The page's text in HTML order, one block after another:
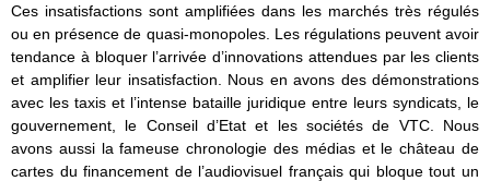
Ces insatisfactions sont amplifiées dans les marchés très régulés
ou en présence de quasi-monopoles. Les régulations peuvent avoir
tendance à bloquer l’arrivée d’innovations attendues par les clients
et amplifier leur insatisfaction. Nous en avons des démonstrations
avec les taxis et l’intense bataille juridique entre leurs syndicats, le
gouvernement, le Conseil d’Etat et les sociétés de VTC. Nous
avons aussi la fameuse chronologie des médias et le château de
cartes du financement de l’audiovisuel français qui bloque tout un